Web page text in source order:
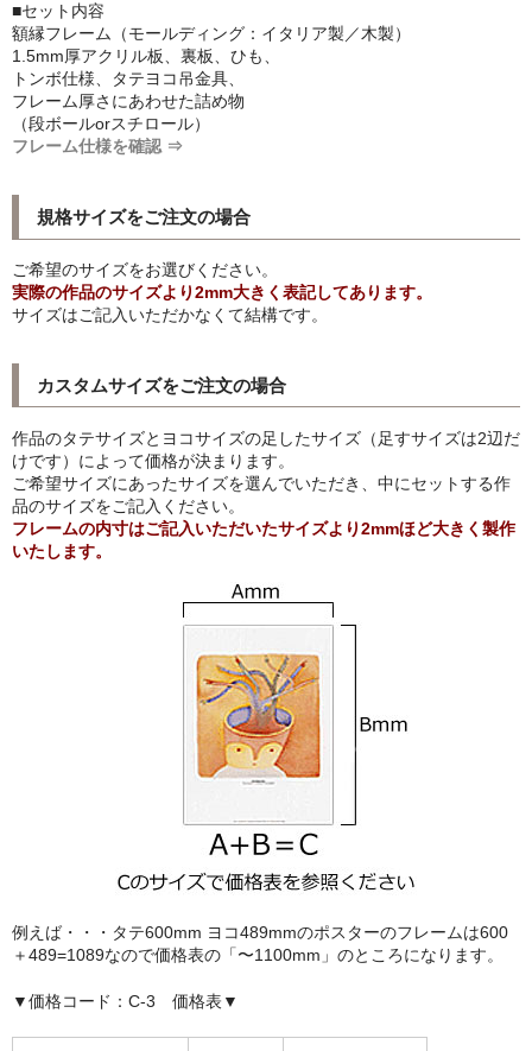
エンゾ・マーリ【Enzo Mari】
ダネーゼ【DANESE MILANO】
フォトアートポスター
Folon
olivetti
猫・ねこ・ネコ
アンリ・マティス額装
カッズミイダ×手塚治虫額装
スペイン製アートポスター額装
フランス製モノクロフォト額装
FAX専用ご注文用紙
お問い合わせフォーム
■セット内容
額縁フレーム（モールディング：イタリア製／木製）
1.5mm厚アクリル板、裏板、ひも、
トンボ仕様、タテヨコ吊金具、
フレーム厚さにあわせた詰め物
（段ボールorスチロール）
フレーム仕様を確認 ⇒
規格サイズをご注文の場合
ご希望のサイズをお選びください。
実際の作品のサイズより2mm大きく表記してあります。
サイズはご記入いただかなくて結構です。
カスタムサイズをご注文の場合
作品のタテサイズとヨコサイズの足したサイズ（足すサイズは2辺だ
けです）によって価格が決まります。
ご希望サイズにあったサイズを選んでいただき、中にセットする作
品のサイズをご記入ください。
フレームの内寸はご記入いただいたサイズより2mmほど大きく製作
いたします。
例えば・・・タテ600mm ヨコ489mmのポスターのフレームは600
＋489=1089なので価格表の「〜1100mm」のところになります。
▼価格コード：C-3 価格表▼